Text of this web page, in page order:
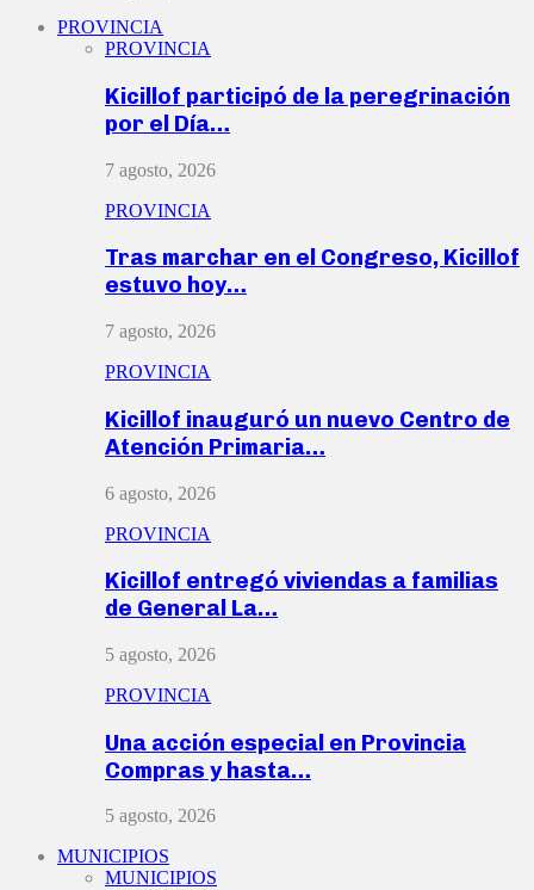
PROVINCIA
PROVINCIA
Kicillof participó de la peregrinación
por el Día…
7 agosto, 2026
PROVINCIA
Tras marchar en el Congreso, Kicillof
estuvo hoy…
7 agosto, 2026
PROVINCIA
Kicillof inauguró un nuevo Centro de
Atención Primaria…
6 agosto, 2026
PROVINCIA
Kicillof entregó viviendas a familias
de General La…
5 agosto, 2026
PROVINCIA
Una acción especial en Provincia
Compras y hasta…
5 agosto, 2026
MUNICIPIOS
MUNICIPIOS